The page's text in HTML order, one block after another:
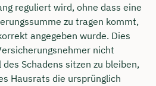
reguliert wird, ohne dass eine
zu tragen kommt,
angegeben wurde. Dies
nicht
Schadens sitzen zu bleiben,
Hausrats die ursprünglich